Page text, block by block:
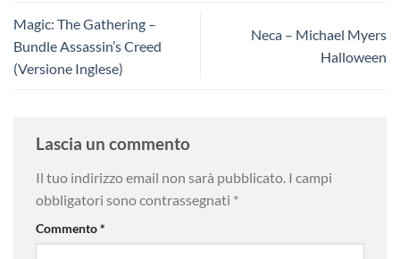
Magic: The Gathering –
Bundle Assassin’s Creed
(Versione Inglese)
Neca – Michael Myers
Halloween
Lascia un commento
Il tuo indirizzo email non sarà pubblicato. I campi
obbligatori sono contrassegnati *
Commento*